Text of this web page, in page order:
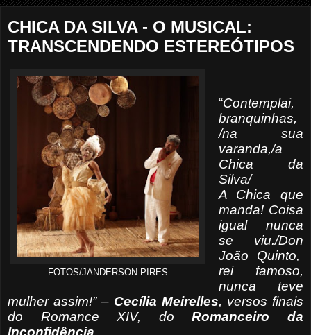
CHICA DA SILVA - O MUSICAL:
TRANSCENDENDO ESTEREÓTIPOS
FOTOS/JANDERSON PIRES
“Contemplai,
branquinhas,
/na sua
varanda,/a
Chica da
Silva/
A Chica que
manda! Coisa
igual nunca
se viu./Don
João Quinto,
rei famoso,
nunca teve
mulher assim!” – Cecília Meirelles, versos finais
do Romance XIV, doRomanceiro
da